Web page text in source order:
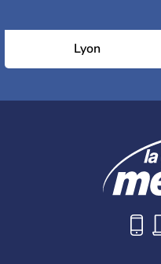
Lyon